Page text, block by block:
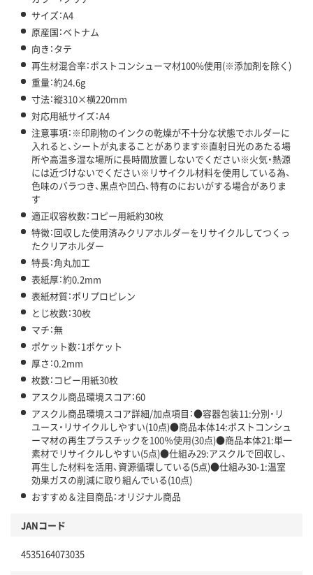
サイズ：A4
原産国：ベトナム
向き：タテ
再生材混合率：ポストコンシューマ材100%使用(※添加剤を除く)
重量：約24.6g
寸法：縦310×横220mm
対応用紙サイズ：A4
注意事項：※印刷物のインクの乾燥が不十分な状態でホルダーに
入れると、シートが丸まることがあります※直射日光のあたる場
所や高温多湿な場所に長時間放置しないでください※火気・熱源
には近づけないでください※リサイクル材料を使用している為、
色味のバラつき、黒点や凹凸、特有のにおいがする場合がありま
す
適正収容枚数：コピー用紙約30枚
特徴：回収した使用済みクリアホルダーをリサイクルしてつくっ
たクリアホルダー
特長：角丸加工
表紙厚：約0.2mm
表紙材質：ポリプロピレン
とじ枚数：30枚
マチ：無
ポケット数：1ポケット
厚さ：0.2mm
枚数：コピー用紙30枚
アスクル商品環境スコア：60
アスクル商品環境スコア詳細/加点項目：●容器包装11:分別・リ
ユース・リサイクルしやすい(10点)●商品本体14:ポストコンシュ
ーマ材の再生プラスチックを100％使用(30点)●商品本体21:単一
素材でリサイクルしやすい(5点)●仕組み29:アスクルで回収し、
再生した材料を活用、資源循環している(5点)●仕組み30-1:温室
効果ガスの削減に取り組んでいる(10点)
おすすめ＆注目商品：オリジナル商品
JANコード
4535164073035